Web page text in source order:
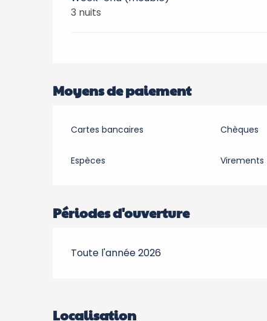
3 nuits
Moyens de paiement
Cartes bancaires Chèques
Espèces Virements
Périodes d'ouverture
Toute l'année 2026
Localisation